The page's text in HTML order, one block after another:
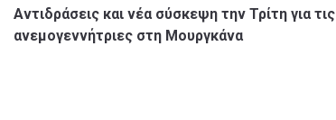
άρθρων
Αντιδράσεις και νέα σύσκεψη την Τρίτη για τις
ανεμογεννήτριες στη Μουργκάνα